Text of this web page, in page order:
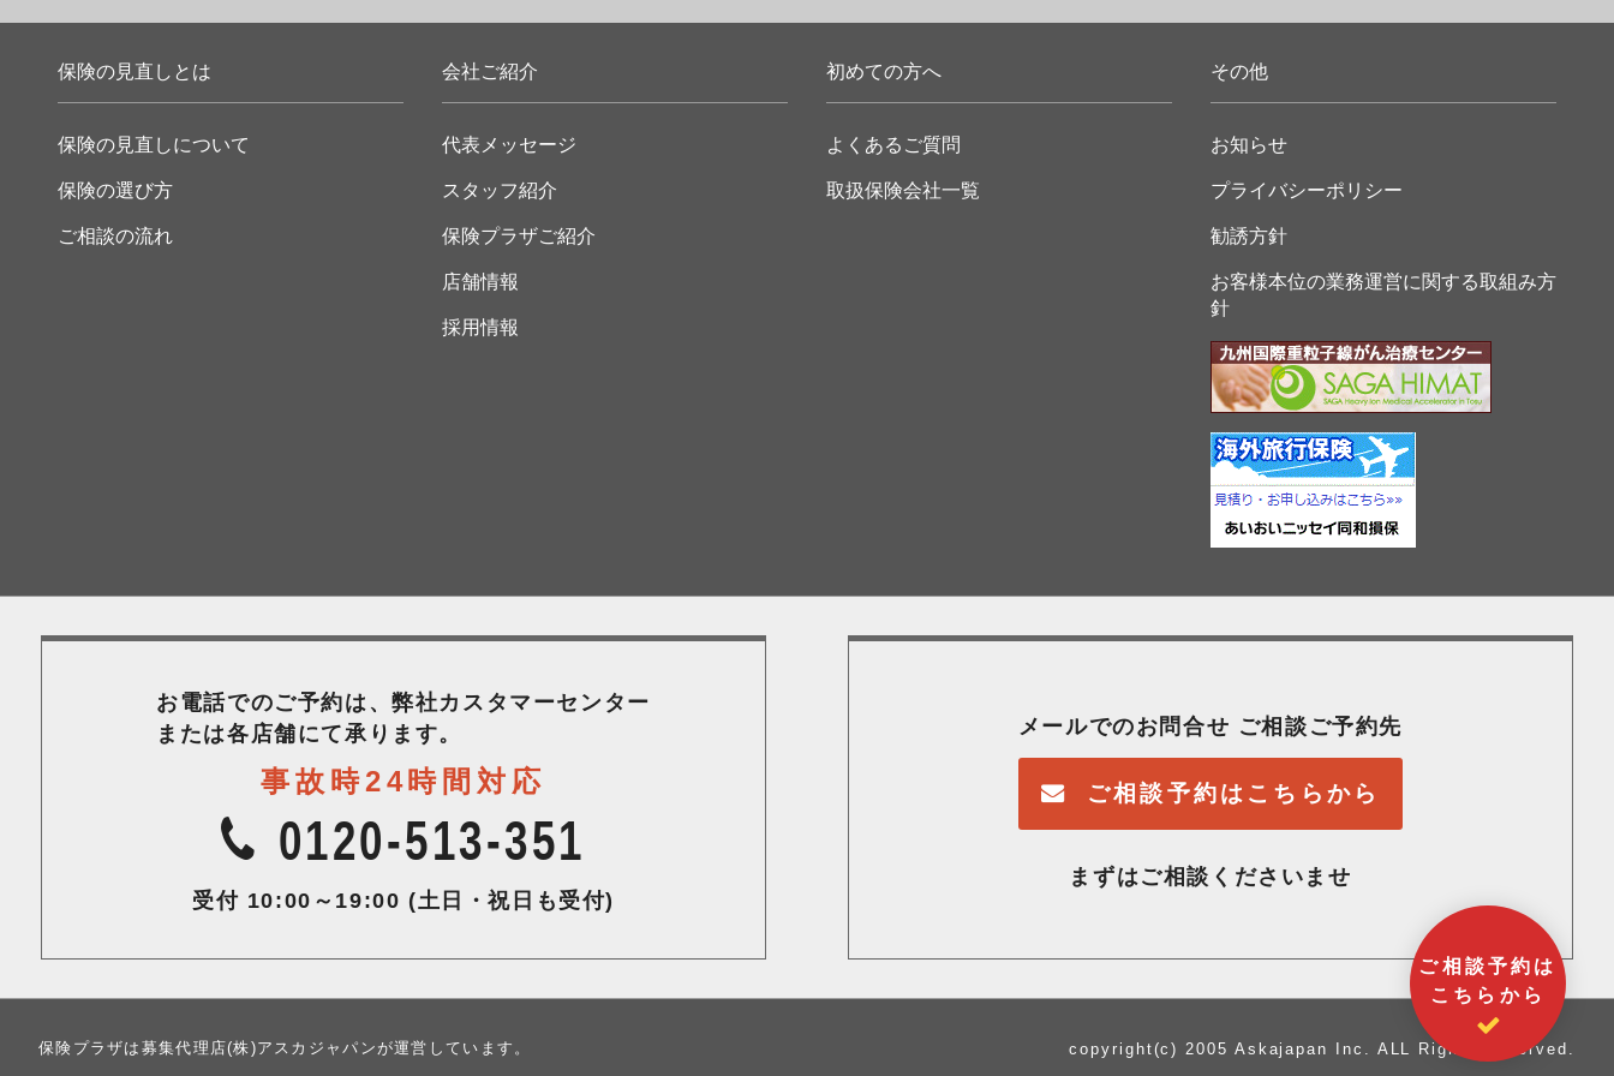
保険の見直しとは
保険の見直しについて
保険の選び方
ご相談の流れ
会社ご紹介
代表メッセージ
スタッフ紹介
保険プラザご紹介
店舗情報
採用情報
初めての方へ
よくあるご質問
取扱保険会社一覧
その他
お知らせ
プライバシーポリシー
勧誘方針
お客様本位の業務運営に関する取組み方
針
お電話でのご予約は、弊社カスタマーセンター
または各店舗にて承ります。
事故時24時間対応
0120-513-351
受付 10:00～19:00 (土日・祝日も受付)
メールでのお問合せ ご相談ご予約先
ご相談予約はこちらから
まずはご相談くださいませ
保険プラザは募集代理店(株)アスカジャパンが運営しています。 copyright(c) 2005 Askajapan Inc. ALL Rights Reserved.
ご相談予約は
こちらから